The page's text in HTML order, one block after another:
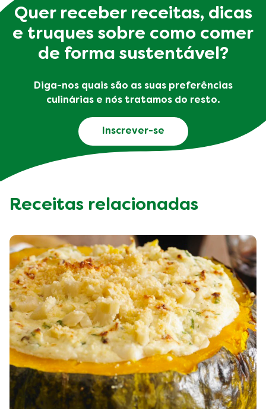
Quer receber receitas, dicas
e truques sobre como comer
de forma sustentável?
Diga-nos quais são as suas preferências
culinárias e nós tratamos do resto.
Inscrever-se
Receitas relacionadas